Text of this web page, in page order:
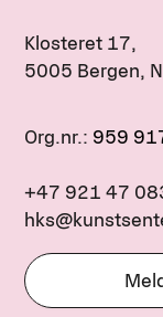
Klosteret 17,
5005 Bergen,
Org.nr.: 959
+47 921 47